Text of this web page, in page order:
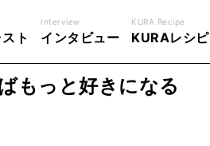
ト
Interview
インタビュー
KURA Recipe
KURAレシピ
もっと好きになる